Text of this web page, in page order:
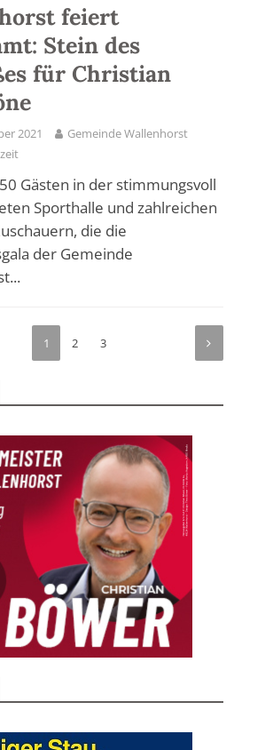
feiert
Stein des
für Christian
2021
Gemeinde Wallenhorst
Gästen in der stimmungsvoll
Sporthalle und zahlreichen
die die
der Gemeinde
1 2 3